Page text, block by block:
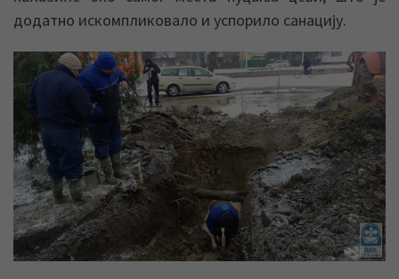
додатно искомпликовало и успорило санацију.